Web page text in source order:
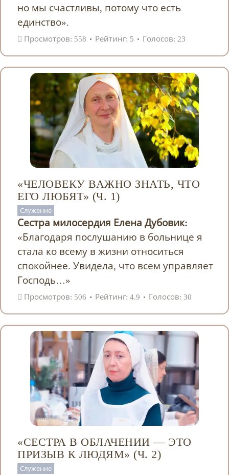
но мы счастливы, потому что есть
единство».
Просмотров: 558 Рейтинг: 5 Голосов: 23
«ЧЕЛОВЕКУ ВАЖНО ЗНАТЬ, ЧТО
ЕГО ЛЮБЯТ» (Ч. 1)
Служение
Сестра милосердия Елена Дубовик:
«Благодаря послушанию в больнице я
стала ко всему в жизни относиться
спокойнее. Увидела, что всем управляет
Господь…»
Просмотров: 506 Рейтинг: 4.9 Голосов: 30
«СЕСТРА В ОБЛАЧЕНИИ — ЭТО
ПРИЗЫВ К ЛЮДЯМ» (Ч. 2)
Служение